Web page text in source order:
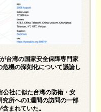
台湾の国家安全保障専門家
機の深刻化について議論し
公社に似た台湾の防衛・安
究所への1週間の訪問の一部
まれていた。